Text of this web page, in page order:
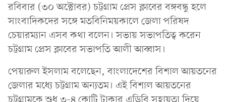
রবিবার (৩০ অক্টোবর) চট্টগ্রাম প্রেস ক্লাবের বঙ্গবন্ধু হলে
সাংবাদিকদের সঙ্গে মতবিনিময়কালে জেলা পরিষদ
চেয়ারম্যান এসব কথা বলেন। সভায় সভাপতিত্ব করেন
চট্টগ্রাম প্রেস ক্লাবের সভাপতি আলী আব্বাস।
পেয়ারুল ইসলাম বলেছেন, বাংলাদেশের বিশাল আয়তনের
জেলার মধ্যে চট্টগ্রাম অন্যতম। এই বিশাল আয়তনের